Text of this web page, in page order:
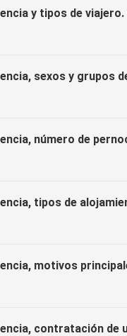
y tipos de
sexos y grupos
número de
tipos de
motivos
contratación